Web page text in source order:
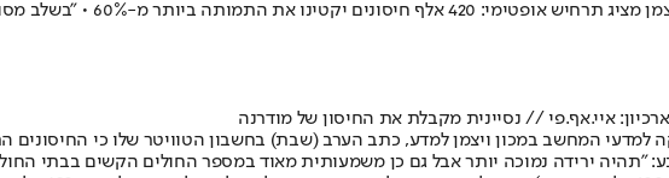
על רקע העסקה עם פייזר,
איי.אף.פי // נסיינית מקבלת את החיסון של מודרנה
למדעי המחשב במכון ויצמן למדע, כתב הערב (שבת) בחשבון הטוויטר שלו כי